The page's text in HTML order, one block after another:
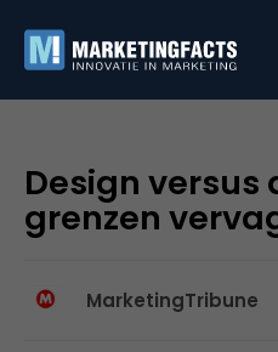
Design versus
grenzen
MarketingTribune